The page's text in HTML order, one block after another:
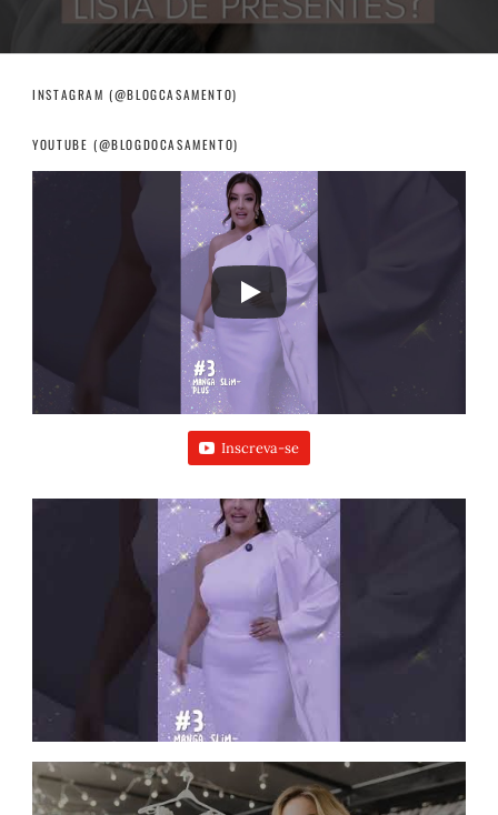
INSTAGRAM (@BLOGCASAMENTO)
YOUTUBE (@BLOGDOCASAMENTO)
Inscreva-se